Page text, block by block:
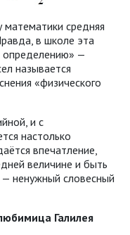
средняя
в школе эта
определению» —
называется
«физического
и с
настолько
впечатление,
величине и быть
ненужный словесный
Галилея